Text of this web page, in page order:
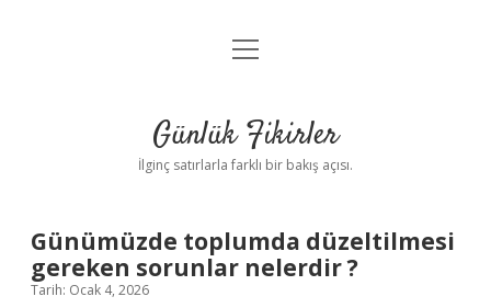
Anasayfa
Yasal Uyarı
menüyü
Günlük Fikirler
İlginç satırlarla farklı bir bakış açısı.
Günümüzde toplumda düzeltilmesi
gereken sorunlar nelerdir ?
Tarih: Ocak 4, 2026